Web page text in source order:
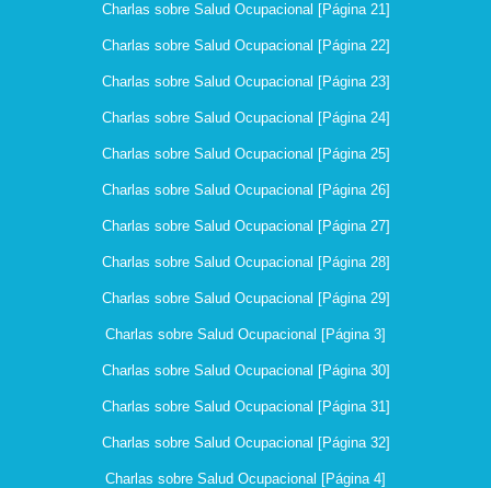
Charlas sobre Salud Ocupacional [Página 21]
Charlas sobre Salud Ocupacional [Página 22]
Charlas sobre Salud Ocupacional [Página 23]
Charlas sobre Salud Ocupacional [Página 24]
Charlas sobre Salud Ocupacional [Página 25]
Charlas sobre Salud Ocupacional [Página 26]
Charlas sobre Salud Ocupacional [Página 27]
Charlas sobre Salud Ocupacional [Página 28]
Charlas sobre Salud Ocupacional [Página 29]
Charlas sobre Salud Ocupacional [Página 3]
Charlas sobre Salud Ocupacional [Página 30]
Charlas sobre Salud Ocupacional [Página 31]
Charlas sobre Salud Ocupacional [Página 32]
Charlas sobre Salud Ocupacional [Página 4]